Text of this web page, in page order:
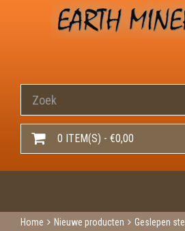
0 ITEM(S) - €0,00
Home Nieuwe producten Geslepen